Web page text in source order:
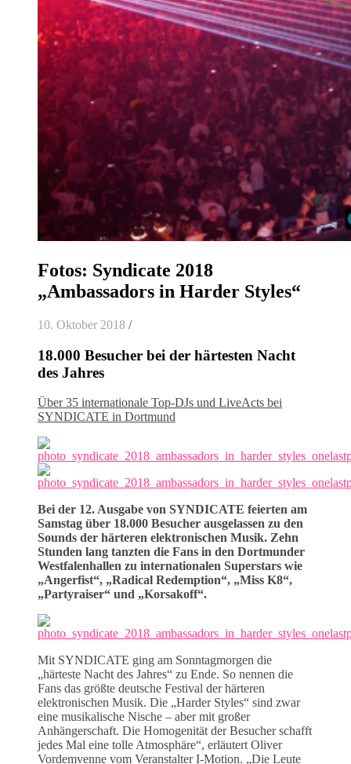
Fotos: Syndicate 2018
„Ambassadors in Harder Styles“
10. Oktober 2018 /
18.000 Besucher bei der härtesten Nacht
des Jahres
Über 35 internationale Top-DJs und LiveActs bei
SYNDICATE in Dortmund
Bei der 12. Ausgabe von SYNDICATE feierten am
Samstag über 18.000 Besucher ausgelassen zu den
Sounds der härteren elektronischen Musik. Zehn
Stunden lang tanzten die Fans in den Dortmunder
Westfalenhallen zu internationalen Superstars wie
„Angerfist“, „Radical Redemption“, „Miss K8“,
„Partyraiser“ und „Korsakoff“.
Mit SYNDICATE ging am Sonntagmorgen die
„härteste Nacht des Jahres“ zu Ende. So nennen die
Fans das größte deutsche Festival der härteren
elektronischen Musik. Die „Harder Styles“ sind zwar
eine musikalische Nische – aber mit großer
Anhängerschaft. Die Homogenität der Besucher schafft
jedes Mal eine tolle Atmosphäre“, erläutert Oliver
Vordemvenne vom Veranstalter I-Motion. „Die Leute